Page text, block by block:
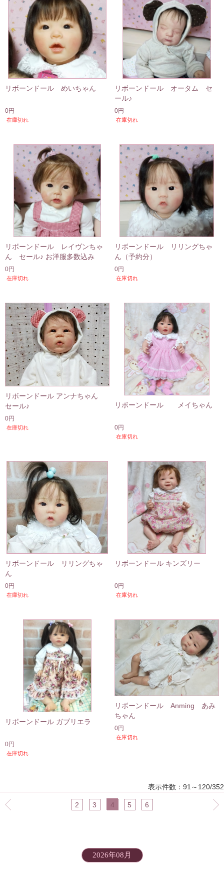
リボーンドール めいちゃん
0円
在庫切れ
リボーンドール オータム セ
ール♪
0円
在庫切れ
リボーンドール レイヴンちゃ
ん セール♪ お洋服多数込み
0円
在庫切れ
リボーンドール リリングちゃ
ん（予約分）
0円
在庫切れ
リボーンドール アンナちゃん
セール♪
0円
在庫切れ
リボーンドール メイちゃん
0円
在庫切れ
リボーンドール リリングちゃ
ん
0円
在庫切れ
リボーンドール キンズリー
0円
在庫切れ
リボーンドール ガブリエラ
0円
在庫切れ
リボーンドール Anming あみ
ちゃん
0円
在庫切れ
表示件数：91～120/352
2 3 4 5 6
2026年08月